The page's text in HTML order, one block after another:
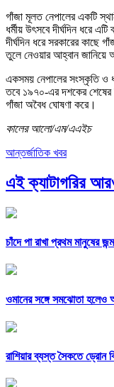
গাঁজা মূলত নেপালের একটি
ধর্মীয় উৎসবে দীর্ঘদিন ধরে
দীর্ঘদিন ধরে সরকারের কাছে
তুলে নেওয়ার আহ্বান
একসময় নেপালের সংস্কৃতি ও
তবে ১৯৭০-এর দশকের শেষের
গাঁজা অবৈধ ঘোষণা করে।
কালের আলো/এম/এএইচ
আন্তর্জাতিক খবর
এই ক্যাটাগরির
চাঁদে পা রাখা প্রথম মানুষের
ওমানের সঙ্গে সমঝোতা হলেও
রাশিয়ার ব্যস্ত সৈকতে ড্রোন